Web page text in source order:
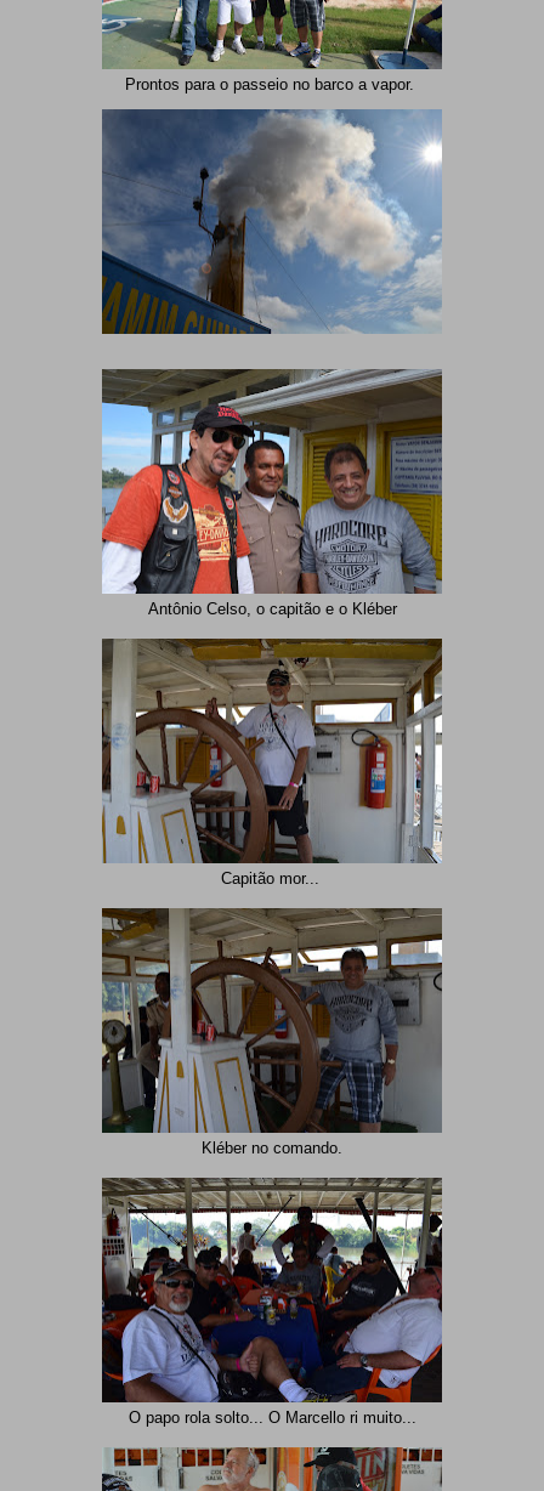
Prontos para o passeio no barco a vapor.
Antônio Celso, o capitão e o Kléber
Capitão mor...
Kléber no comando.
O papo rola solto... O Marcello ri muito...